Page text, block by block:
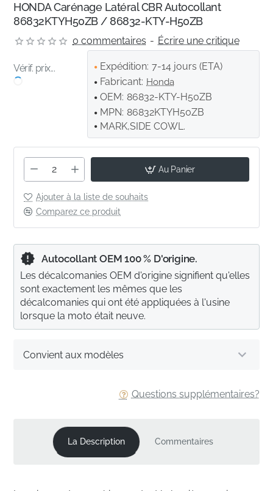
HONDA Carénage Latéral CBR Autocollant
86832KTYH50ZB / 86832-KTY-H50ZB
0 commentaires - Écrire une critique
Vérif. prix... Expédition: 7-14 jours (ETA)
Fabricant: Honda
OEM: 86832-KTY-H50ZB
MPN: 86832KTYH50ZB
MARK,SIDE COWL.
Au Panier
Ajouter à la liste de souhaits
Comparez ce produit
Questions supplémentaires?
Convient aux modèles
Autocollant OEM 100 % D'origine.
Les décalcomanies OEM d'origine signifient qu'elles
sont exactement les mêmes que les
décalcomanies qui ont été appliquées à l'usine
lorsque la moto était neuve.
La Description Commentaires